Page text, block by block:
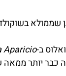
שממולא
ב-Aparicio
כבר יותר ממאה